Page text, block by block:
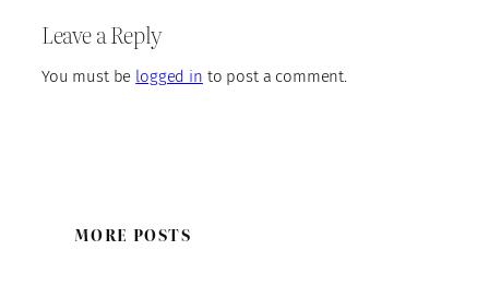
Leave a Reply
You must be logged in to post a comment.
MORE POSTS